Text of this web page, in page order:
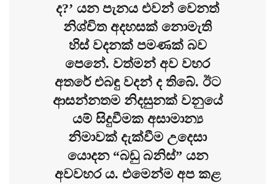
ද?’ යන පැනය එවන් වෙනත්
නිශ්චිත අදහසක් නොමැති
හිස් වදනක් පමණක් බව
පෙනේ. වත්මන් අව වහර
අතරේ එබඳු වදන් ද තිබේ. ඊට
ආසන්නතම නිදසුනක් වනුයේ
යම් සිදුවීමක අසාමාන්‍ය
නිමාවක් දැක්වීම උදෙසා
යොදන “බඩු බනිස්” යන
අවවහර ය. එමෙන්ම අප කළ